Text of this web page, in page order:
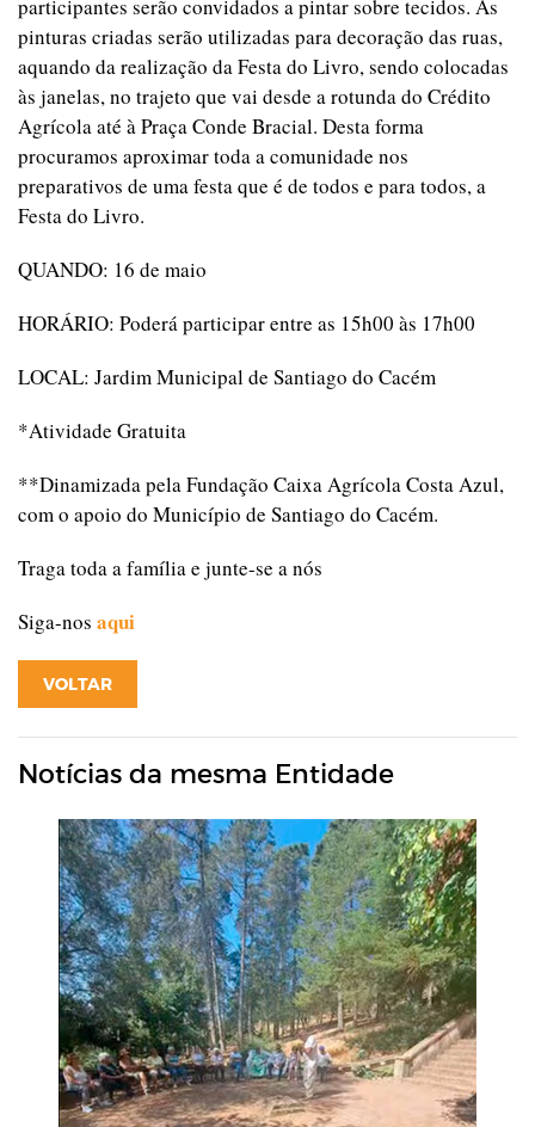
participantes serão convidados a pintar sobre tecidos. As
pinturas criadas serão utilizadas para decoração das ruas,
aquando da realização da Festa do Livro, sendo colocadas
às janelas, no trajeto que vai desde a rotunda do Crédito
Agrícola até à Praça Conde Bracial. Desta forma
procuramos aproximar toda a comunidade nos
preparativos de uma festa que é de todos e para todos, a
Festa do Livro.
QUANDO: 16 de maio
HORÁRIO: Poderá participar entre as 15h00 às 17h00
LOCAL: Jardim Municipal de Santiago do Cacém
*Atividade Gratuita
**Dinamizada pela Fundação Caixa Agrícola Costa Azul,
com o apoio do Município de Santiago do Cacém.
Traga toda a família e junte-se a nós
Siga-nos aqui
VOLTAR
Notícias da mesma Entidade